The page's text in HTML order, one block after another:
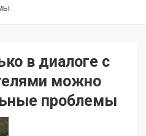
в диалоге с
можно
проблемы